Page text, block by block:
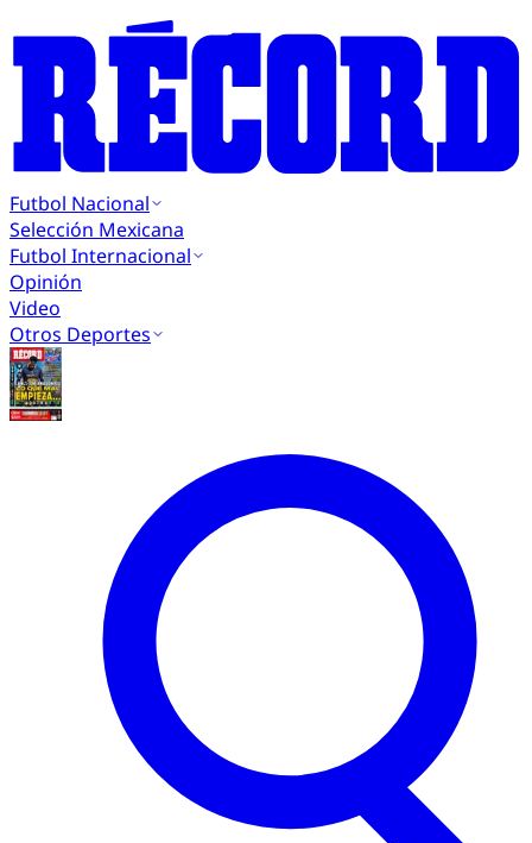
Futbol Nacional
Selección Mexicana
Futbol Internacional
Opinión
Video
Otros Deportes